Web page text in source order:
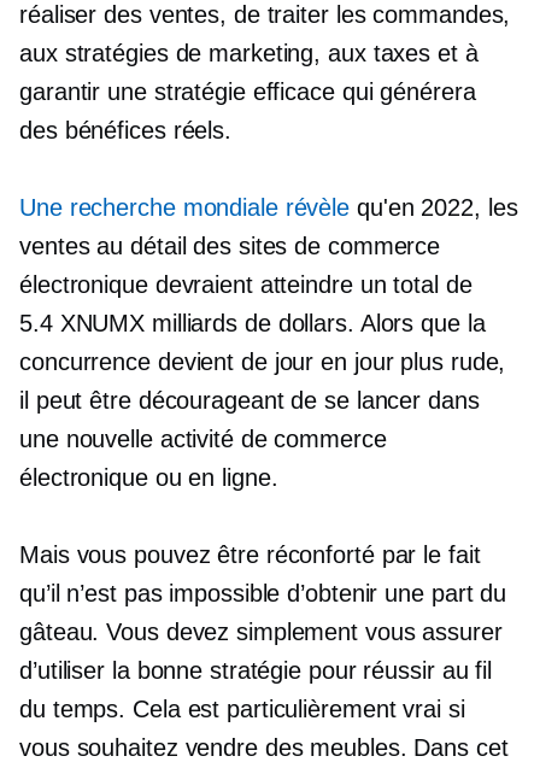
réaliser des ventes, de traiter les commandes,
aux stratégies de marketing, aux taxes et à
garantir une stratégie efficace qui générera
des bénéfices réels.
Une recherche mondiale révèle qu'en 2022, les
ventes au détail des sites de commerce
électronique devraient atteindre un total de
5.4 XNUMX milliards de dollars. Alors que la
concurrence devient de jour en jour plus rude,
il peut être décourageant de se lancer dans
une nouvelle activité de commerce
électronique ou en ligne.
Mais vous pouvez être réconforté par le fait
qu’il n’est pas impossible d’obtenir une part du
gâteau. Vous devez simplement vous assurer
d’utiliser la bonne stratégie pour réussir au fil
du temps. Cela est particulièrement vrai si
vous souhaitez vendre des meubles. Dans cet